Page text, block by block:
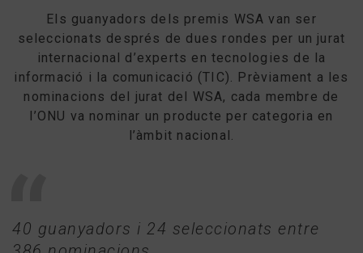
Els guanyadors dels premis WSA van ser
seleccionats després de dues rondes per un jurat
internacional d’experts en tecnologies de la
informació i la comunicació (TIC). Prèviament a les
nominacions del jurat del WSA, cada membre de
l’ONU va nominar un producte per categoria en
l’àmbit nacional.
40 guanyadors i 24 seleccionats entre